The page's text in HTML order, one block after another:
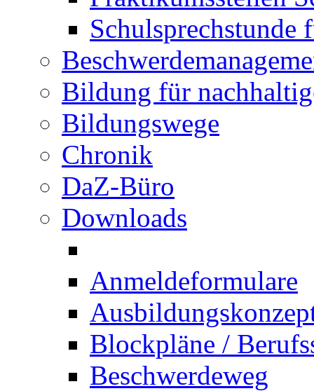
Schulsprechstunde
Bildung für
Bildungswege
Chronik
DaZ-Büro
Downloads
Anmeldeformulare
Blockpläne /
Beschwerdeweg